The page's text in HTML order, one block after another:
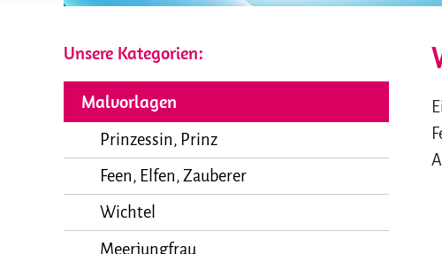
Unsere Kategorien:
Malvorlagen
Prinzessin, Prinz
Feen, Elfen, Zauberer
Wichtel
Meerjungfrau